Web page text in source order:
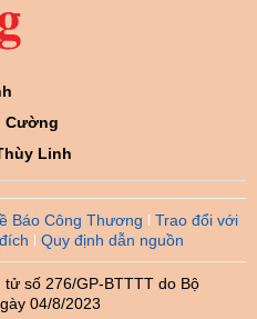
Cường
Linh
Báo Công Thương
Trao đổi với
Quy định dẫn nguồn
số 276/GP-BTTTT do Bộ
04/8/2023